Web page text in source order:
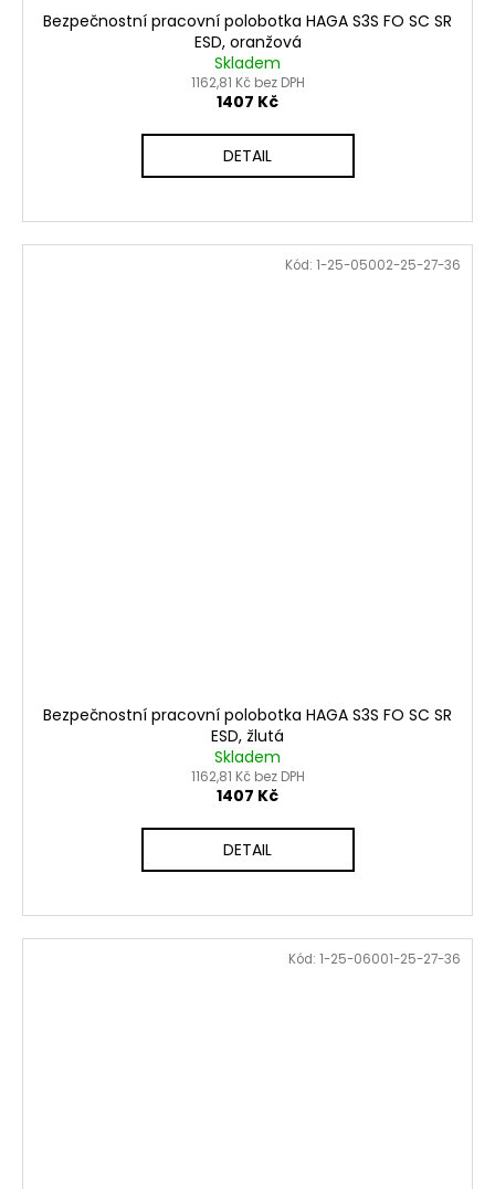
Bezpečnostní pracovní polobotka HAGA S3S FO SC SR
ESD, oranžová
Skladem
1162,81 Kč bez DPH
1407 Kč
DETAIL
Bezpečnostní pracovní polobotka HAGA S3S FO SC SR
ESD, žlutá
Skladem
1162,81 Kč bez DPH
1407 Kč
DETAIL
Kód: 1-25-05002-25-27-36
Kód: 1-25-06001-25-27-36